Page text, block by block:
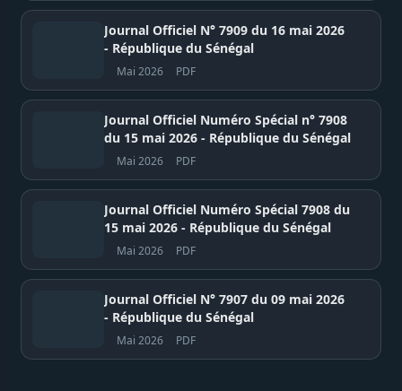
Journal Officiel N° 7909 du 16 mai 2026
- République du Sénégal
Mai 2026 PDF
Journal Officiel Numéro Spécial n° 7908
du 15 mai 2026 - République du Sénégal
Mai 2026 PDF
Journal Officiel Numéro Spécial 7908 du
15 mai 2026 - République du Sénégal
Mai 2026 PDF
Journal Officiel N° 7907 du 09 mai 2026
- République du Sénégal
Mai 2026 PDF